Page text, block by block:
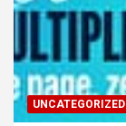
UNCATEGORIZED